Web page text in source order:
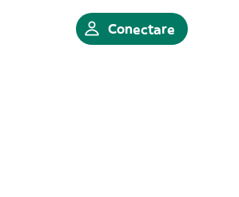
Conectare